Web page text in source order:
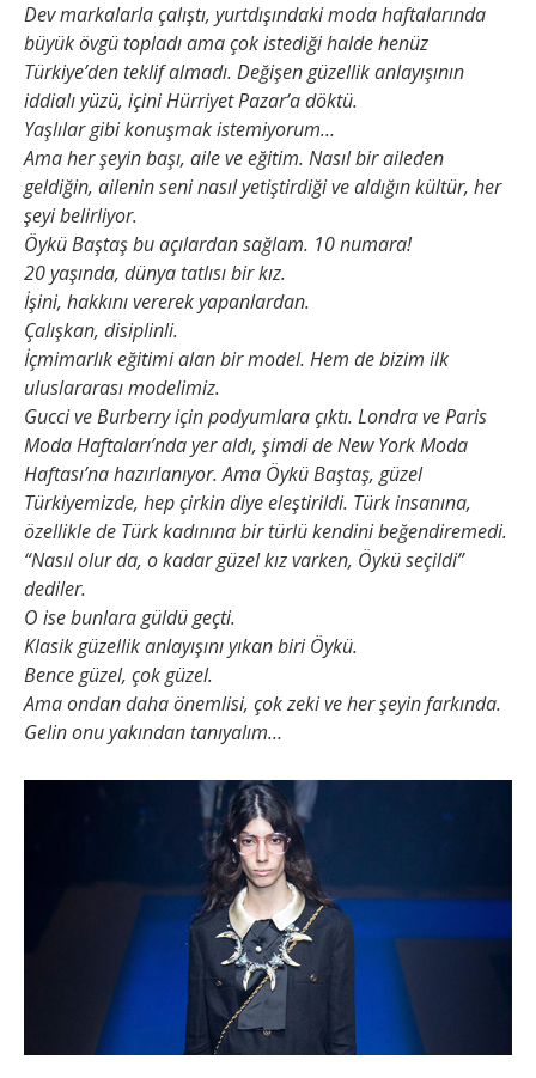
Dev markalarla çalıştı, yurtdışındaki moda haftalarında
büyük övgü topladı ama çok istediği halde henüz
Türkiye’den teklif almadı. Değişen güzellik anlayışının
iddialı yüzü, içini Hürriyet Pazar’a döktü.
Yaşlılar gibi konuşmak istemiyorum…
Ama her şeyin başı, aile ve eğitim. Nasıl bir aileden
geldiğin, ailenin seni nasıl yetiştirdiği ve aldığın kültür, her
şeyi belirliyor.
Öykü Baştaş bu açılardan sağlam. 10 numara!
20 yaşında, dünya tatlısı bir kız.
İşini, hakkını vererek yapanlardan.
Çalışkan, disiplinli.
İçmimarlık eğitimi alan bir model. Hem de bizim ilk
uluslararası modelimiz.
Gucci ve Burberry için podyumlara çıktı. Londra ve Paris
Moda Haftaları’nda yer aldı, şimdi de New York Moda
Haftası’na hazırlanıyor. Ama Öykü Baştaş, güzel
Türkiyemizde, hep çirkin diye eleştirildi. Türk insanına,
özellikle de Türk kadınına bir türlü kendini beğendiremedi.
“Nasıl olur da, o kadar güzel kız varken, Öykü seçildi”
dediler.
O ise bunlara güldü geçti.
Klasik güzellik anlayışını yıkan biri Öykü.
Bence güzel, çok güzel.
Ama ondan daha önemlisi, çok zeki ve her şeyin farkında.
Gelin onu yakından tanıyalım…